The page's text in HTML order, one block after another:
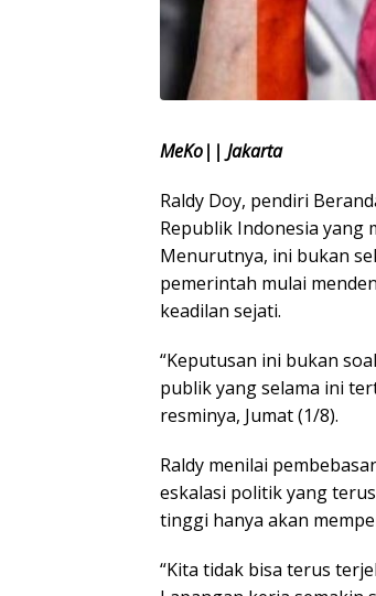
MeKo|| Jakarta
Raldy Doy, pendiri
Republik Indonesia yang
Menurutnya, ini bukan
pemerintah mulai
keadilan sejati.
“Keputusan ini bukan
publik yang selama ini
resminya, Jumat (1/8).
Raldy menilai
eskalasi politik yang
tinggi hanya akan
“Kita tidak bisa terus